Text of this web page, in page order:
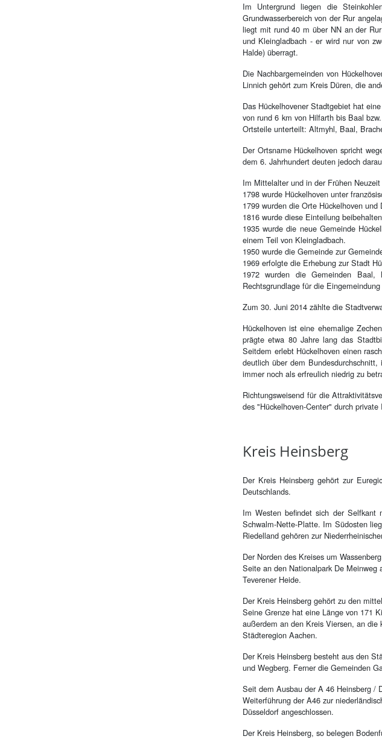
Im Untergrund liegen die
Grundwasserbereich von der Rur
liegt mit rund 40 m über NN an der
und Kleingladbach - er wird nur von
Halde) überragt.
Die Nachbargemeinden von
Linnich gehört zum Kreis Düren, die
Das Hückelhovener Stadtgebiet hat
von rund 6 km von Hilfarth bis Baal
Ortsteile unterteilt: Altmyhl, Baal,
Der Ortsname Hückelhoven spricht
dem 6. Jahrhundert deuten jedoch
Im Mittelalter und in der Frühen
1798 wurde Hückelhoven unter
1799 wurden die Orte Hückelhoven
1816 wurde diese Einteilung
1935 wurde die neue Gemeinde
einem Teil von Kleingladbach.
1950 wurde die Gemeinde zur
1969 erfolgte die Erhebung zur Stadt
1972 wurden die Gemeinden Baal,
Rechtsgrundlage für die
Zum 30. Juni 2014 zählte die
Hückelhoven ist eine ehemalige
prägte etwa 80 Jahre lang das
Seitdem erlebt Hückelhoven einen
deutlich über dem
immer noch als erfreulich niedrig zu
Richtungsweisend für die
des "Hückelhoven-Center" durch
Kreis Heins­berg
Der Kreis Heinsberg gehört zur
Deutschlands.
Im Westen befindet sich der Selfkant
Schwalm-Nette-Platte. Im Südosten
Riedelland gehören zur
Der Norden des Kreises um
Seite an den Nationalpark De Meinweg
Teverener Heide.
Der Kreis Heinsberg gehört zu den
Seine Grenze hat eine Länge von 171
außerdem an den Kreis Viersen, an
Städteregion Aachen.
Der Kreis Heinsberg besteht aus den
und Wegberg. Ferner die Gemeinden
Seit dem Ausbau der A 46 Heinsberg /
Weiterführung der A46 zur
Düsseldorf angeschlossen.
Der Kreis Heinsberg, so belegen